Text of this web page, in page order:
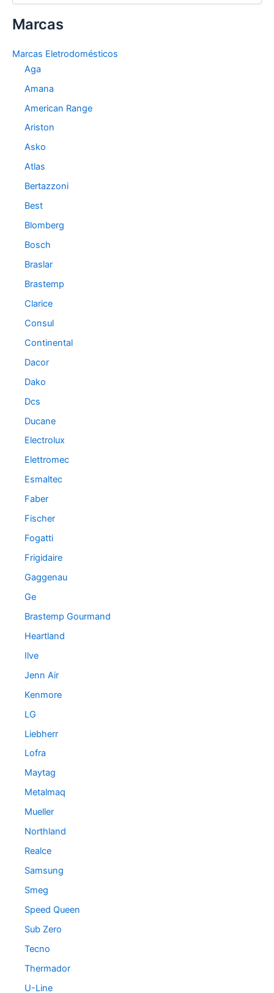
e
r
Marcas
Marcas Eletrodomésticos
Aga
Amana
American Range
Ariston
Asko
Atlas
Bertazzoni
Best
Blomberg
Bosch
Braslar
Brastemp
Clarice
Consul
Continental
Dacor
Dako
Dcs
Ducane
Electrolux
Elettromec
Esmaltec
Faber
Fischer
Fogatti
Frigidaire
Gaggenau
Ge
Brastemp Gourmand
Heartland
Ilve
Jenn Air
Kenmore
LG
Liebherr
Lofra
Maytag
Metalmaq
Mueller
Northland
Realce
Samsung
Smeg
Speed Queen
Sub Zero
Tecno
Thermador
U-Line